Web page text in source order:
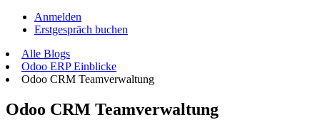
Anmelden
Erstgespräch buchen
Alle Blogs
Odoo ERP Einblicke
Odoo CRM Teamverwaltung
Odoo CRM Teamverwaltung